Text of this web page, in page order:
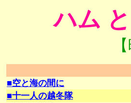
ハム
■空と海の間に
■十一人の越冬隊